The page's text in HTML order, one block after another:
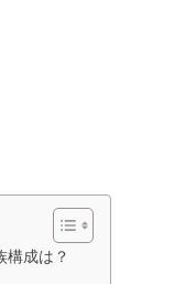
構成は？